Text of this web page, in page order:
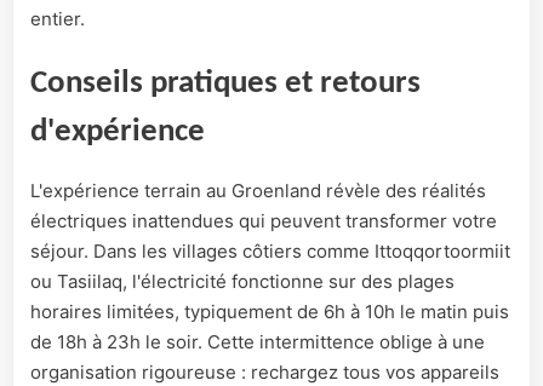
entier.
Conseils pratiques et retours
d'expérience
L'expérience terrain au Groenland révèle des réalités
électriques inattendues qui peuvent transformer votre
séjour. Dans les villages côtiers comme Ittoqqortoormiit
ou Tasiilaq, l'électricité fonctionne sur des plages
horaires limitées, typiquement de 6h à 10h le matin puis
de 18h à 23h le soir. Cette intermittence oblige à une
organisation rigoureuse : rechargez tous vos appareils